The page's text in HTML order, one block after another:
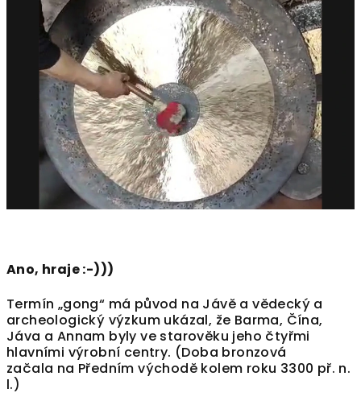
Ano, hraje :-)))
Termín „gong“ má původ na Jávě a vědecký a
archeologický výzkum ukázal, že Barma, Čína,
Jáva a Annam byly ve starověku jeho čtyřmi
hlavními výrobní centry. (Doba bronzová
začala na Předním východě kolem roku 3300 př. n.
l.)